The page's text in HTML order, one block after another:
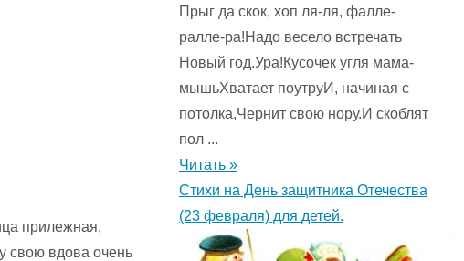
прилежная,
свою вдова очень
Прыг да скок, хоп ля-ля, фалле-
ралле-ра!Надо весело встречать
Новый год.Ура!Кусочек угля мама-
мышьХватает поутруИ, начиная с
потолка,Чернит свою нору.И скоблят
пол ...
Читать »
Стихи на День защитника Отечества
(23 февраля) для детей.